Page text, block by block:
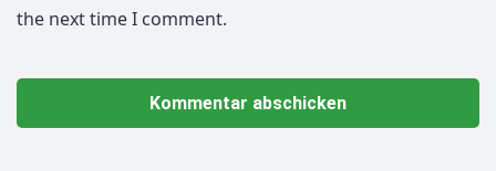
the next time I comment.